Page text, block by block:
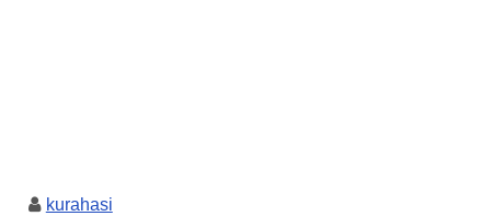
kurahasi